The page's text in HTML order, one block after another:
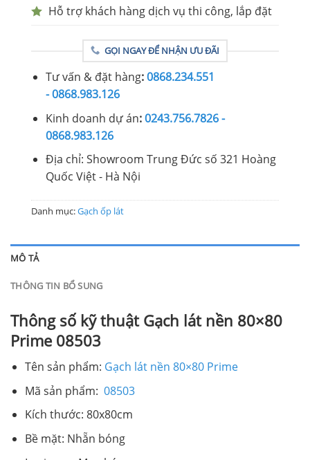
Hỗ trợ khách hàng dịch vụ thi công, lắp đặt
GỌI NGAY ĐỂ NHẬN ƯU ĐÃI
Tư vấn & đặt hàng:0868.234.551
- 0868.983.126
Kinh doanh dự án:0243.756.7826 -
0868.983.126
Địa chỉ: Showroom Trung Đức số 321 Hoàng
Quốc Việt - Hà Nội
Danh mục:Gạch ốp lát
MÔ TẢ
THÔNG TIN BỔ SUNG
Thông số kỹ thuật Gạch lát nền 80×80
Prime 08503
Tên sản phẩm: Gạch lát nền 80×80 Prime
Mã sản phẩm: 08503
Kích thước: 80x80cm
Bề mặt: Nhẵn bóng